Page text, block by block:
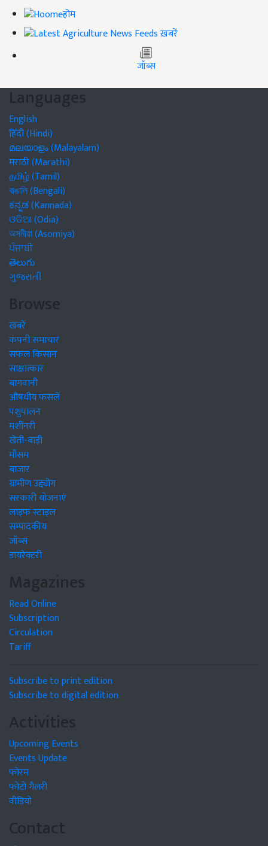
होम
ख़बरें
जॉब्स
Languages
English
हिंदी (Hindi)
മലയാളം (Malayalam)
मराठी (Marathi)
தமிழ் (Tamil)
বাঙালি (Bengali)
ಕನ್ನಡ (Kannada)
ଓଡିଆ (Odia)
অসমীয়া (Asomiya)
ਪੰਜਾਬੀ
తెలుగు
ગુજરાતી
Browse
खबरें
कंपनी समाचार
सफल किसान
साक्षात्कार
बागवानी
औषधीय फसलें
पशुपालन
मशीनरी
खेती-बाड़ी
मौसम
बाजार
ग्रामीण उद्द्योग
सरकारी योजनाएं
लाइफ स्टाइल
सम्पादकीय
जॉब्स
डायरेक्टरी
Magazines
Read Online
Subscription
Circulation
Tariff
Subscribe to print edition
Subscribe to digital edition
Activities
Upcoming Events
Events Update
फोरम
फोटो गैलरी
वीडियो
Contact